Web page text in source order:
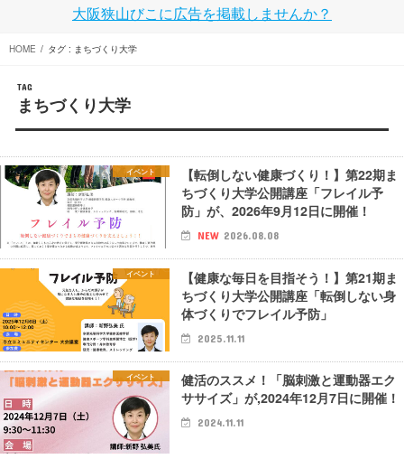
大阪狭山びこに広告を掲載しませんか？
HOME タグ : まちづくり大学
TAG
まちづくり大学
イベント
【転倒しない健康づくり！】第22期ま
ちづくり大学公開講座「フレイル予
防」が、2026年9月12日に開催！
NEW 2026.08.08
イベント
【健康な毎日を目指そう！】第21期ま
ちづくり大学公開講座「転倒しない身
体づくりでフレイル予防」
2025.11.11
イベント
健活のススメ！「脳刺激と運動器エク
ササイズ」が,2024年12月7日に開催！
2024.11.11